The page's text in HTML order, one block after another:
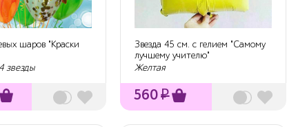
шаров "Краски
звезды
Звезда 45 см. с гелием "Самому
лучшему учителю"
Желтая
560₽